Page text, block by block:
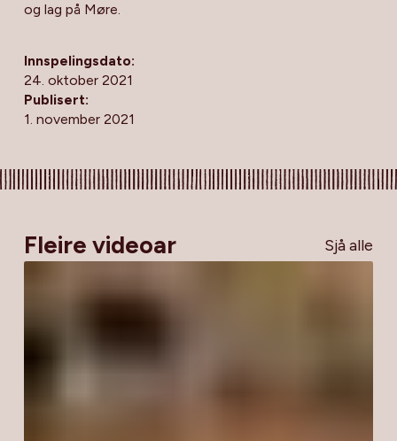
og lag på Møre.
Innspelingsdato:
24. oktober 2021
Publisert:
1. november 2021
Fleire videoar Sjå alle